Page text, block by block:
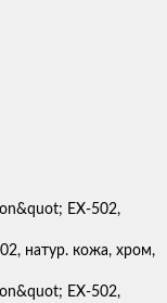
натур. кожа, хром,